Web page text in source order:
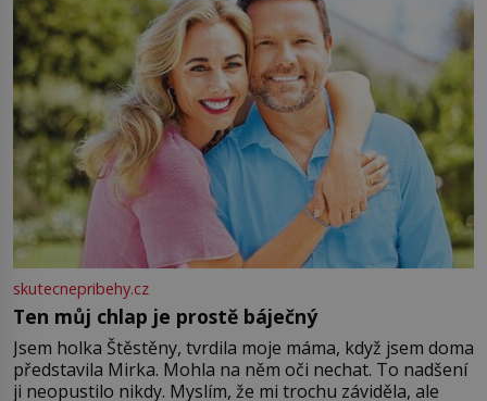
skutecnepribehy.cz
Ten můj chlap je prostě báječný
Jsem holka Štěstěny, tvrdila moje máma, když jsem doma
představila Mirka. Mohla na něm oči nechat. To nadšení
ji neopustilo nikdy. Myslím, že mi trochu záviděla, ale